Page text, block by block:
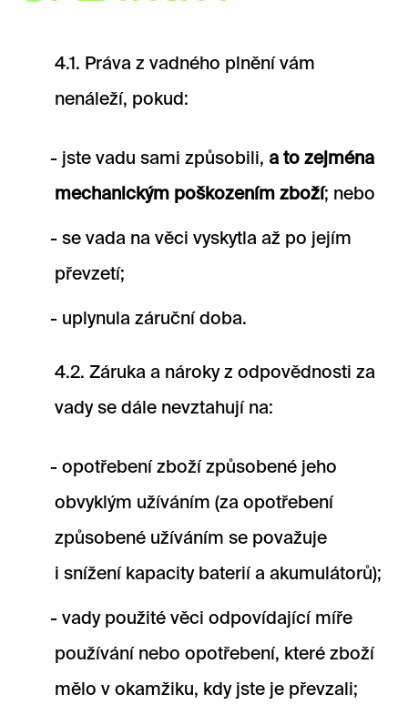
4.1. Práva z vadného plnění vám
nenáleží, pokud:
jste vadu sami způsobili, a to zejména
mechanickým poškozením zboží; nebo
se vada na věci vyskytla až po jejím
převzetí;
uplynula záruční doba.
4.2. Záruka a nároky z odpovědnosti za
vady se dále nevztahují na:
opotřebení zboží způsobené jeho
obvyklým užíváním (za opotřebení
způsobené užíváním se považuje
i snížení kapacity baterií a akumulátorů);
vady použité věci odpovídající míře
používání nebo opotřebení, které zboží
mělo v okamžiku, kdy jste je převzali;